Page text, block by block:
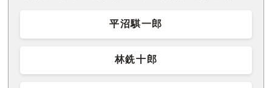
平沼騏一郎
林銑十郎